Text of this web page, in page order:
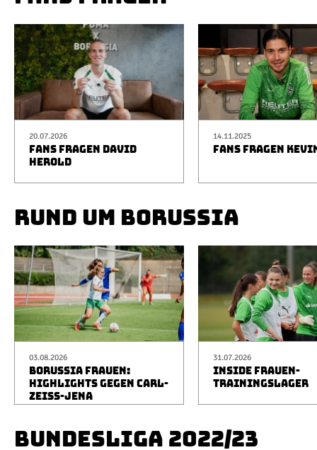
20.07.2026
FANS FRAGEN DAVID
HEROLD
14.11.2025
FANS FRAGEN
RUND UM BORUSSIA
03.08.2026
BORUSSIA FRAUEN:
HIGHLIGHTS GEGEN CARL-
ZEISS-JENA
31.07.2026
INSIDE FRAUEN-
TRAININGSLAGER
BUNDESLIGA 2022/23